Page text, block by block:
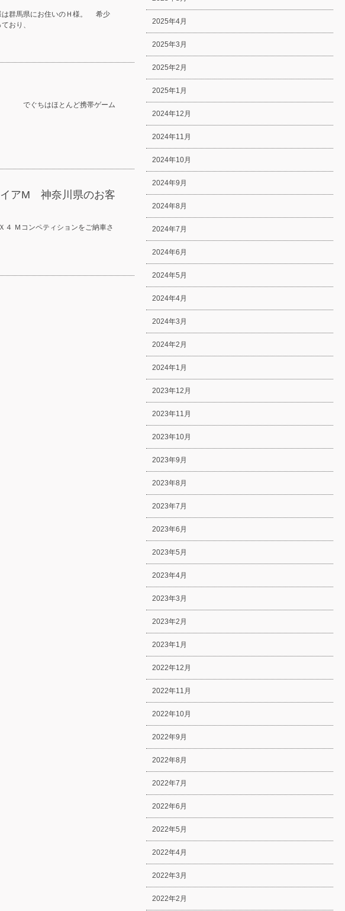
は群馬県にお住いのＨ様。 希少
おり、
。 でぐちはほとんど携帯ゲーム
アM 神奈川県のお客
Ｍコンペティションをご納車さ
2025年4月
2025年3月
2025年2月
2025年1月
2024年12月
2024年11月
2024年10月
2024年9月
2024年8月
2024年7月
2024年6月
2024年5月
2024年4月
2024年3月
2024年2月
2024年1月
2023年12月
2023年11月
2023年10月
2023年9月
2023年8月
2023年7月
2023年6月
2023年5月
2023年4月
2023年3月
2023年2月
2023年1月
2022年12月
2022年11月
2022年10月
2022年9月
2022年8月
2022年7月
2022年6月
2022年5月
2022年4月
2022年3月
2022年2月